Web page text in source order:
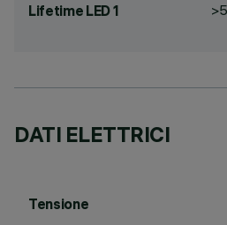
Lifetime LED 1
DATI ELETTRICI
Tensione